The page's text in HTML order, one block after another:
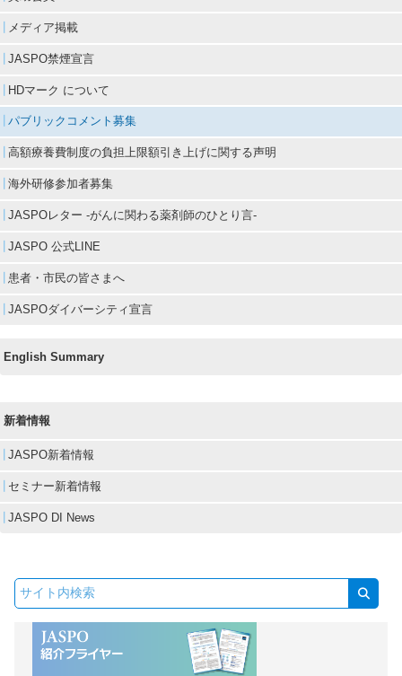
メディア掲載
JASPO禁煙宣言
HDマーク について
パブリックコメント募集
高額療養費制度の負担上限額引き上げに関する声明
海外研修参加者募集
JASPOレター -がんに関わる薬剤師のひとり言-
JASPO 公式LINE
患者・市民の皆さまへ
JASPOダイバーシティ宣言
English Summary
新着情報
JASPO新着情報
セミナー新着情報
JASPO DI News